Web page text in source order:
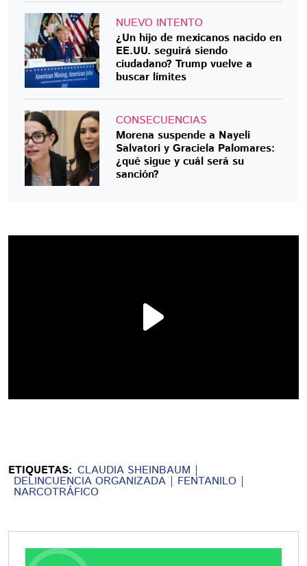
NUEVO INTENTO
¿Un hijo de mexicanos nacido en
EE.UU. seguirá siendo
ciudadano? Trump vuelve a
buscar límites
CONSECUENCIAS
Morena suspende a Nayeli
Salvatori y Graciela Palomares:
¿qué sigue y cuál será su
sanción?
ETIQUETAS: CLAUDIA SHEINBAUM
DELINCUENCIA ORGANIZADA FENTANILO
NARCOTRÁFICO